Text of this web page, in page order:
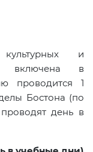
и
включена в
проводится 1
Бостона (по
день в